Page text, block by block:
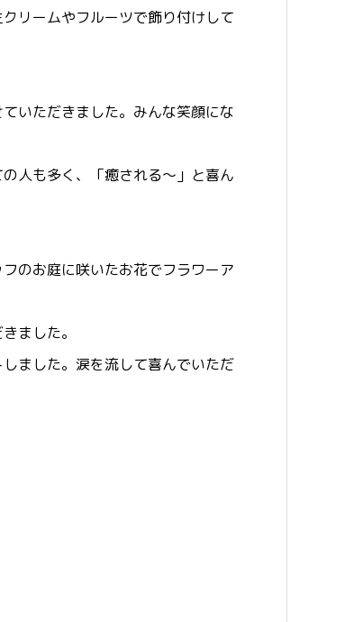
リームやフルーツで飾り付けして
いただきました。みんな笑顔にな
人も多く、「癒される～」と喜ん
のお庭に咲いたお花でフラワーア
ました。
ました。涙を流して喜んでいただ